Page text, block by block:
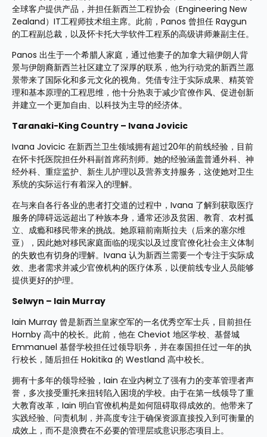
全球客户提供产品，并担任新西兰工程协会（Engineering New
Zealand）IT工程师技术组主席。此前，Panos 曾担任 Raygun
的工程副总裁，以及怀卡托大学软件工程系的高级讲师兼副主任。
Panos 出生于一个希腊人家庭，通过他妻子的加拿大籍伊朗人背
景与伊朗裔新西兰社区建立了深厚的联系，他为行动党的新西兰愿
景带来了国际化和多元文化的视角。凭借专注于实际成果、精英管
理和基本原理的工程思维，他十分热衷于减少官僚作风、促进创新
并建立一个更加自由、以科技为主导的经济体。
Taranaki-King Country – Ivana Jovicic
Ivana Jovicic 在新西兰卫生领域拥有超过20年的前线经验，目前
在怀卡托医院担任外科副首席药剂师。她的经验涵盖普通外科、神
经外科、重症监护、新生儿护理以及营养支持服务，这使她对卫生
系统的实际运行有着深入的理解。
在与来自各行各业的患者打交道的过程中，Ivana 了解到获取医疗
服务的障碍远远超出了种族本身，通常还涉及贫困、教育、农村孤
立、成瘾和移民带来的挑战。她原籍前南斯拉夫（后来的塞尔维
亚），因此她对移民家庭面临的现实以及过度官僚化社会主义体制
的失败也有切身的理解。Ivana 认为新西兰需要一个专注于实际成
效、患者需求并减少官僚机构的医疗体系，以便前线专业人员能够
提供更好的护理。
Selwyn – Iain Murray
Iain Murray 曾是新西兰皇家空军的一名优秀空军士兵，目前担任
Hornby 高中的校长。此前，他在 Cheviot 地区学校、基督城
Emmanuel 基督学校担任过领导职务，并在泰国担任过一年的执
行校长，随后担任 Hokitika 的 Westland 高中校长。
拥有十多年的领导经验，Iain 在业内树立了强有力的变革管理者声
誉，多次接受重托来扭转陷入困境的学校。由于在第一线领导了重
大教育改革，Iain 明白官僚机构是如何阻碍取得成效的。他带来了
实践经验、问责机制，并高度专注于确保资源直接投入到可衡量的
成效上，而不是浪费在不必要的管理层或意识形态项目上。